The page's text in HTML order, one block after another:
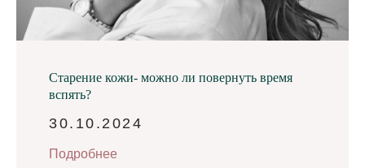
Старение кожи- можно ли повернуть время
вспять?
30.10.2024
Подробнее